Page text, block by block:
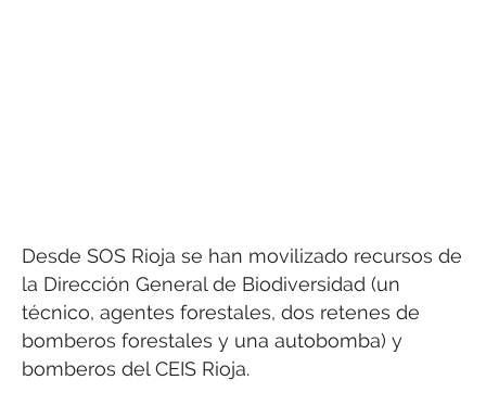
Desde SOS Rioja se han movilizado recursos de
la Dirección General de Biodiversidad (un
técnico, agentes forestales, dos retenes de
bomberos forestales y una autobomba) y
bomberos del CEIS Rioja.